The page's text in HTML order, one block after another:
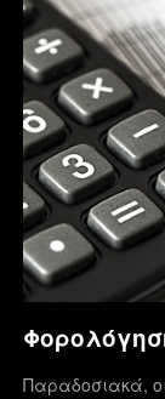
Παραδοσιακά,